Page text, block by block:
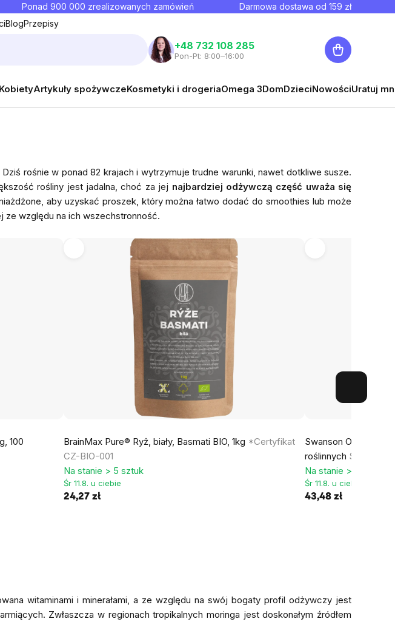
Ponad 900 000 zrealizowanych zamówień Darmowa dostawa od 159 zł
BlogPrzepisy
+48 732 108 285
Pon-Pt: 8:00–16:00
Koszyk
KobietyArtykuły spożywczeKosmetyki i drogeriaOmega 3DomDzieciNowościUratuj
rośnie w ponad 82 krajach i wytrzymuje trudne warunki, nawet dotkliwe susze.
rośliny jest jadalna, choć za jej najbardziej odżywczą część uważa się
aby uzyskać proszek, który można łatwo dodać do smoothies lub może
ze względu na ich wszechstronność.
100
BrainMax Pure® Ryż, biały, Basmati BIO, 1kg *Certyfikat
CZ-BIO-001
Na stanie > 5 sztuk
Śr 11.8. u ciebie
24,27 zł
Swanson
roślinnych
Na stanie > 5 sztuk
Śr 11.8. u ciebie
43,48 zł
witaminami i minerałami, a ze względu na swój bogaty profil odżywczy jest
Zwłaszcza w regionach tropikalnych moringa jest doskonałym źródłem